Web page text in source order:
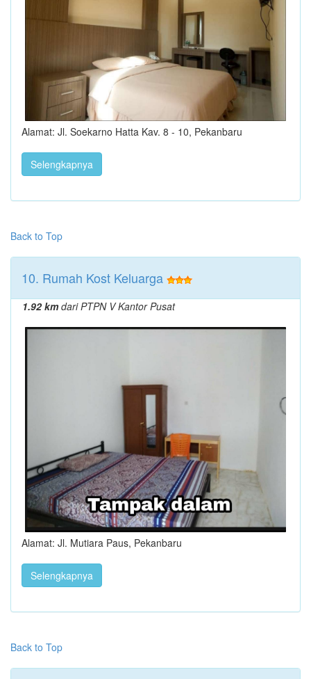
Alamat: Jl. Soekarno Hatta Kav. 8 - 10, Pekanbaru
Selengkapnya
Back to Top
10. Rumah Kost Keluarga
1.92 kmdari PTPN V Kantor Pusat
Alamat: Jl. Mutiara Paus, Pekanbaru
Selengkapnya
Back to Top